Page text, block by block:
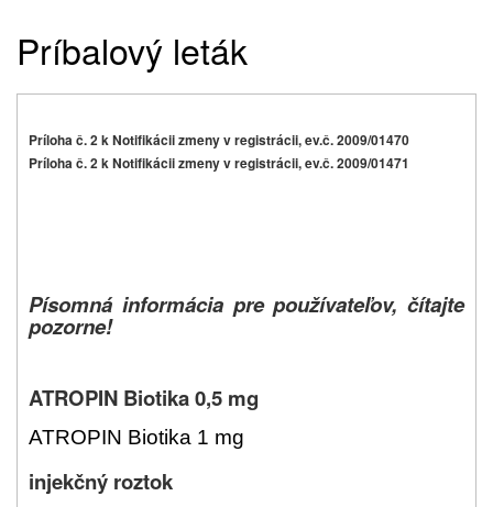
Príbalový leták
Príloha č. 2 k Notifikácii zmeny v registrácii, ev.č. 2009/01470
Príloha č. 2 k Notifikácii zmeny v registrácii, ev.č. 2009/01471
Písomná informácia pre používateľov, čítajte
pozorne!
ATROPIN Biotika 0,5 mg
ATROPIN Biotika 1 mg
injekčný roztok